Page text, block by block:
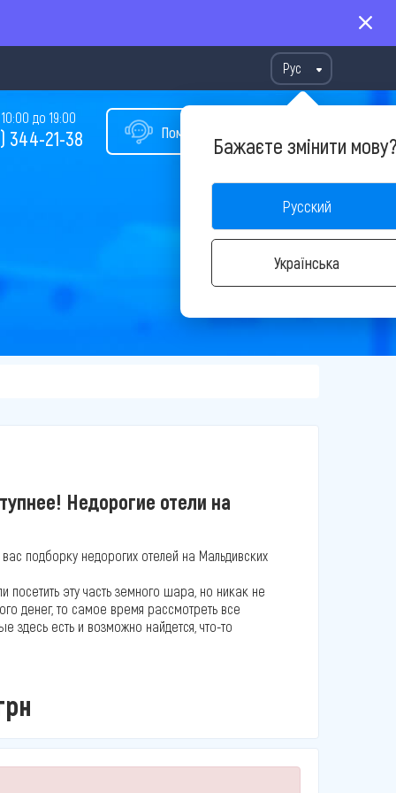
Рус
Бажаєте змінити
Русский
Українська
Помощь в подборе тура
до 19:00
344-21-38
Недорогие отели на
подборку недорогих отелей на Мальдивских
посетить эту часть земного шара, но никак не
денег, то самое время рассмотреть все
здесь есть и возможно найдется, что-то